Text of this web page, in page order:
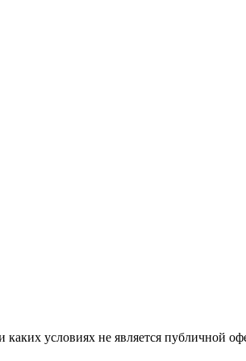
условиях не является публичной